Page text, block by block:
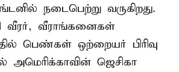
நடைபெற்று வருகிறது.
வீரர், வீராங்கனைகள்
பெண்கள் ஒற்றையர் பிரிவு
அமெரிக்காவின் ஜெசிகா